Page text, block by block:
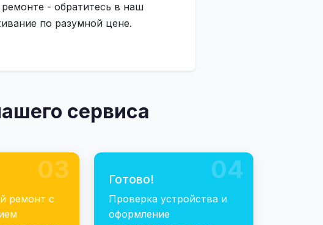
- обратитесь в наш
по разумной цене.
сервиса
03
ремонт с
04
Готово!
Проверка устройства и
оформление